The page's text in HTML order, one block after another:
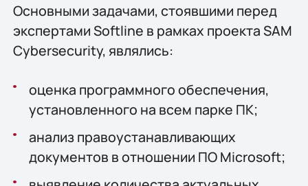
Основными задачами, стоявшими перед
экспертами Softline в рамках проекта SAM
Cybersecurity, являлись:
оценка программного обеспечения,
установленного на всем парке ПК;
анализ правоустанавливающих
документов в отношении ПО Microsoft;